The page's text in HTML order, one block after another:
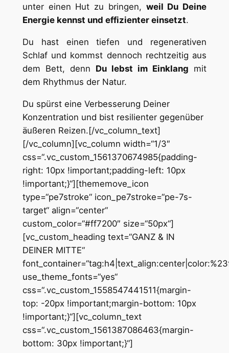
unter einen Hut zu bringen, weil Du Deine
Energie kennst und effizienter einsetzt.
Du hast einen tiefen und regenerativen
Schlaf und kommst dennoch rechtzeitig aus
dem Bett, denn Du lebst im Einklang mit
dem Rhythmus der Natur.
Du spürst eine Verbesserung Deiner
Konzentration und bist resilienter gegenüber
äußeren Reizen.[/vc_column_text]
[/vc_column][vc_column width=“1/3″
css=“.vc_custom_1561370674985{padding-
right: 10px !important;padding-left: 10px
!important;}“][thememove_icon
type=“pe7stroke“ icon_pe7stroke=“pe-7s-
target“ align=“center“
custom_color=“#ff7200″ size=“50px“]
[vc_custom_heading text=“GANZ & IN
DEINER MITTE“
use_theme_fonts=“yes“
css=“.vc_custom_1558547441511{margin-
top: -20px !important;margin-bottom: 10px
!important;}“][vc_column_text
css=“.vc_custom_1561387086463{margin-
bottom: 30px !important;}“]